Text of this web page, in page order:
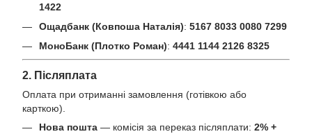
1422
Ощадбанк (Ковпоша Наталія): 5167 8033 0080 7299
МоноБанк (Плотко Роман): 4441 1144 2126 8325
2. Післяплата
Оплата при отриманні замовлення (готівкою або
карткою).
Нова пошта — комісія за переказ післяплати: 2% +